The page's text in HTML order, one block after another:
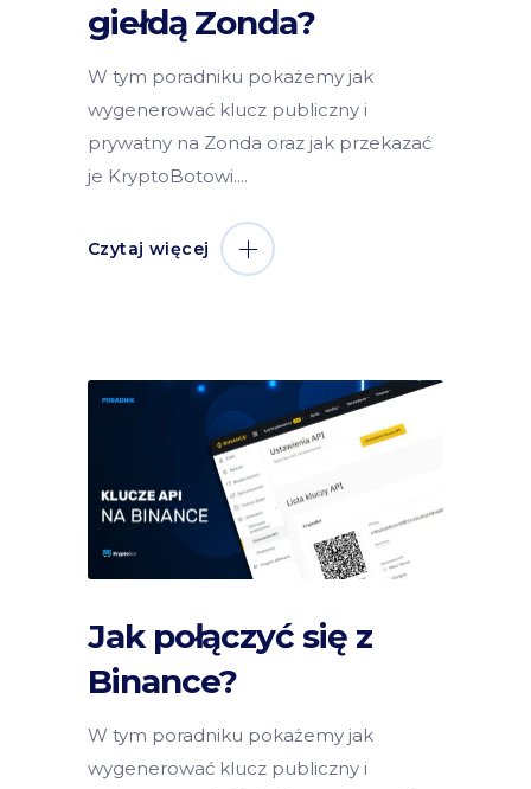
giełdą Zonda?
W tym poradniku pokażemy jak
wygenerować klucz publiczny i
prywatny na Zonda oraz jak przekazać
je KryptoBotowi.
Czytaj więcej
Jak połączyć się z
Binance?
W tym poradniku pokażemy jak
wygenerować klucz publiczny i